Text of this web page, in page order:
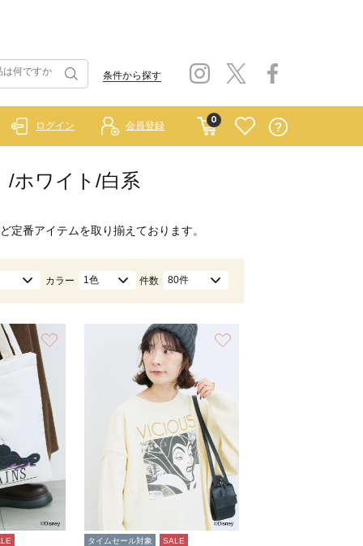
条件から探す
0
ログイン 会員登録
/ホワイト/白系
定番アイテムを取り揃えております。
カラー 1色 件数 80件
タイムセール対象 SALE